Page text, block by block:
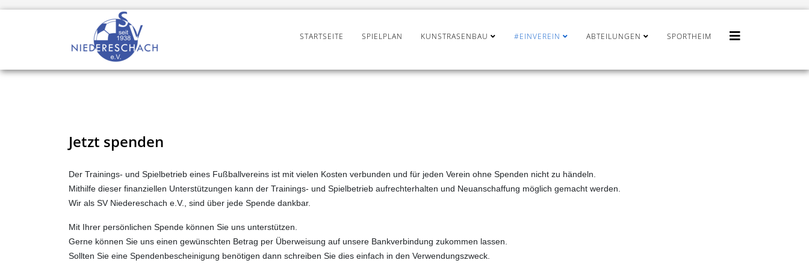
STARTSEITE SPIELPLAN KUNSTRASENBAU #EINVEREIN ABTEILUNGEN SPORTHEIM
Jetzt spenden
Der Trainings- und Spielbetrieb eines Fußballvereins ist mit vielen Kosten verbunden und für jeden Verein ohne Spenden nicht zu händeln.
Mithilfe dieser finanziellen Unterstützungen kann der Trainings- und Spielbetrieb aufrechterhalten und Neuanschaffung möglich gemacht werden.
Wir als SV Niedereschach e.V., sind über jede Spende dankbar.
Mit Ihrer persönlichen Spende können Sie uns unterstützen.
Gerne können Sie uns einen gewünschten Betrag per Überweisung auf unsere Bankverbindung zukommen lassen.
Sollten Sie eine Spendenbescheinigung benötigen dann schreiben Sie dies einfach in den Verwendungszweck.